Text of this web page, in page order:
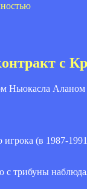
с
Ньюкасла
(в 1987-
трибуны